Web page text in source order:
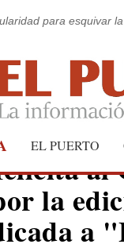
para esquivar
EL PUERTO
al
la
a